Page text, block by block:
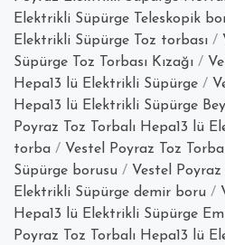
Filtreli
Elektrikli
Elektrikli Süpürge Teleskopik
Elektrikli Süpürge Toz torbası /
Süpürge Toz Torbası Kızağı /
Hepa13 lü Elektrikli Süpürge /
Hepa13 lü Elektrikli Süpürge
Poyraz Toz Torbalı Hepa13 lü
torba / Vestel Poyraz Toz
Süpürge borusu / Vestel Poyraz
Elektrikli Süpürge demir boru /
Hepa13 lü Elektrikli Süpürge
Poyraz Toz Torbalı Hepa13 lü